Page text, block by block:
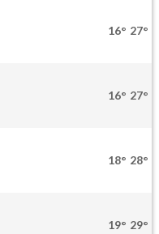
16° 27°
16° 27°
18° 28°
19° 29°